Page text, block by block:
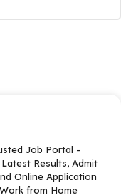
Job Portal -
Results, Admit
Online Application
from Home